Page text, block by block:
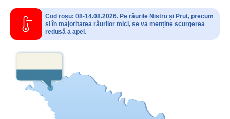
Cod roșu: 08-14.08.2026. Pe râurile Nistru și Prut, precum
și în majoritatea râurilor mici, se va menține scurgerea
redusă a apei.